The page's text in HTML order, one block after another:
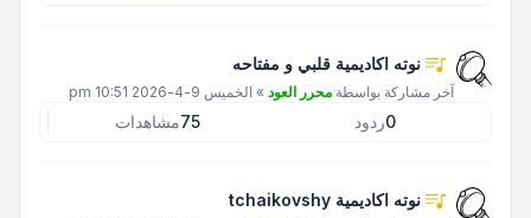
نوته اكاديمية قلبي و مفتاحه
آخر مشاركة بواسطة محرر العود » الخميس 9-4-2026 10:51 pm
0ردود 75مشاهدات
نوته اكاديمية tchaikovshy